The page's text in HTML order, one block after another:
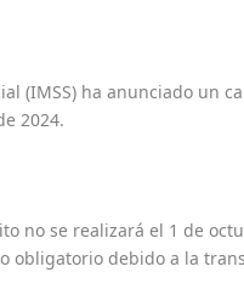
(IMSS) ha anunciado un
2024.
no se realizará el 1 de
obligatorio debido a la